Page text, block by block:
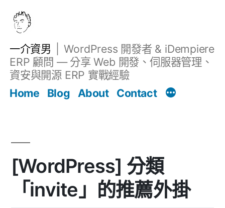
一介資男
WordPress 開發者 & iDempiere
ERP 顧問 — 分享 Web 開發、伺服器管理、
資安與開源 ERP 實戰經驗
Home
Blog About Contact
[WordPress] 分類
「invite」的推薦外掛
文章